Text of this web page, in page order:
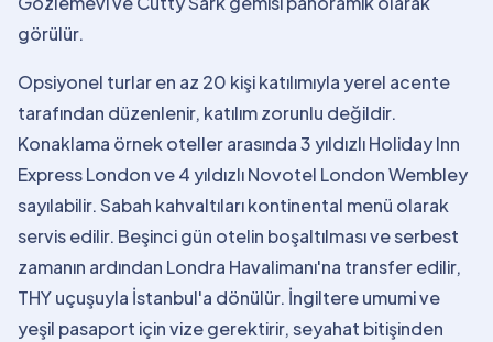
görülür.
Opsiyonel turlar en az 20 kişi katılımıyla yerel acente
tarafından düzenlenir, katılım zorunlu değildir.
Konaklama örnek oteller arasında 3 yıldızlı Holiday Inn
Express London ve 4 yıldızlı Novotel London Wembley
sayılabilir. Sabah kahvaltıları kontinental menü olarak
servis edilir. Beşinci gün otelin boşaltılması ve serbest
zamanın ardından Londra Havalimanı'na transfer edilir,
THY uçuşuyla İstanbul'a dönülür. İngiltere umumi ve
yeşil pasaport için vize gerektirir, seyahat bitişinden